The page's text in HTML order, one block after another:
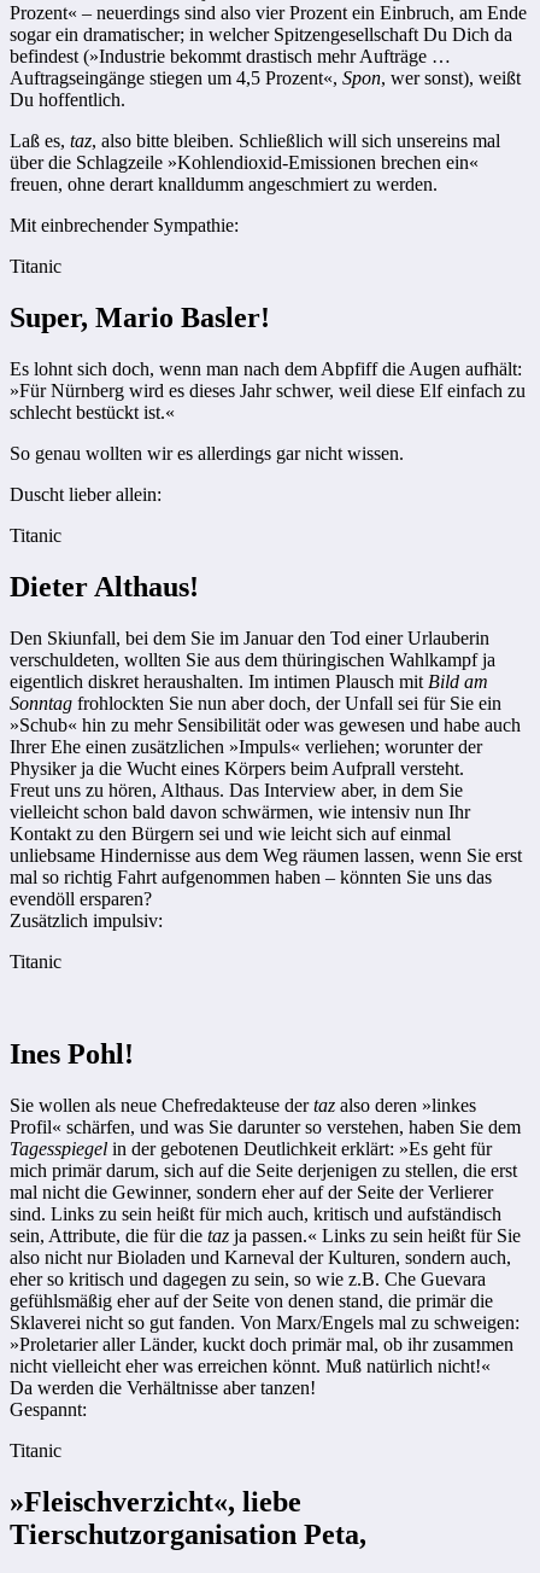
Prozent« – neuerdings sind also vier Prozent ein Einbruch, am Ende
sogar ein dramatischer; in welcher Spitzengesellschaft Du Dich da
befindest (»Industrie bekommt drastisch mehr Aufträge …
Auftragseingänge stiegen um 4,5 Prozent«, Spon, wer sonst), weißt
Du hoffentlich.
Laß es, taz, also bitte bleiben. Schließlich will sich unsereins mal
über die Schlagzeile »Kohlendioxid-Emissionen brechen ein«
freuen, ohne derart knalldumm angeschmiert zu werden.
Mit einbrechender Sympathie:
Titanic
Super, Mario Basler!
Es lohnt sich doch, wenn man nach dem Abpfiff die Augen aufhält:
»Für Nürnberg wird es dieses Jahr schwer, weil diese Elf einfach zu
schlecht bestückt ist.«
So genau wollten wir es allerdings gar nicht wissen.
Duscht lieber allein:
Titanic
Dieter Althaus!
Den Skiunfall, bei dem Sie im Januar den Tod einer Urlauberin
verschuldeten, wollten Sie aus dem thüringischen Wahlkampf ja
eigentlich diskret heraushalten. Im intimen Plausch mit Bild am
Sonntag frohlockten Sie nun aber doch, der Unfall sei für Sie ein
»Schub« hin zu mehr Sensibilität oder was gewesen und habe auch
Ihrer Ehe einen zusätzlichen »Impuls« verliehen; worunter der
Physiker ja die Wucht eines Körpers beim Aufprall versteht.
Freut uns zu hören, Althaus. Das Interview aber, in dem Sie
vielleicht schon bald davon schwärmen, wie intensiv nun Ihr
Kontakt zu den Bürgern sei und wie leicht sich auf einmal
unliebsame Hindernisse aus dem Weg räumen lassen, wenn Sie erst
mal so richtig Fahrt aufgenommen haben – könnten Sie uns das
evendöll ersparen?
Zusätzlich impulsiv:
Titanic
Ines Pohl!
Sie wollen als neue Chefredakteuse dertaz also deren »linkes
Profil« schärfen, und was Sie darunter so verstehen, haben Sie dem
Tagesspiegel in der gebotenen Deutlichkeit erklärt: »Es geht für
mich primär darum, sich auf die Seite derjenigen zu stellen, die erst
mal nicht die Gewinner, sondern eher auf der Seite der Verlierer
sind. Links zu sein heißt für mich auch, kritisch und aufständisch
sein, Attribute, die für die taz ja passen.« Links zu sein heißt für Sie
also nicht nur Bioladen und Karneval der Kulturen, sondern auch,
eher so kritisch und dagegen zu sein, so wie z.B. Che Guevara
gefühlsmäßig eher auf der Seite von denen stand, die primär die
Sklaverei nicht so gut fanden. Von Marx/Engels mal zu schweigen:
»Proletarier aller Länder, kuckt doch primär mal, ob ihr zusammen
nicht vielleicht eher was erreichen könnt. Muß natürlich nicht!«
Da werden die Verhältnisse aber tanzen!
Gespannt:
Titanic
»Fleischverzicht«, liebe
Tierschutzorganisation Peta,